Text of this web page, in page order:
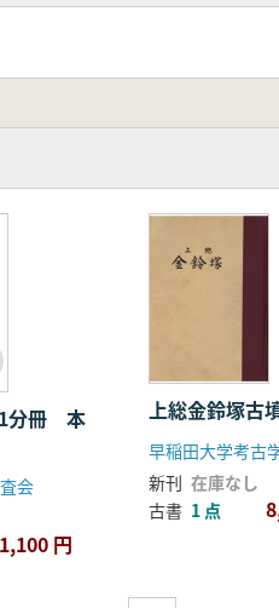
分冊 本
会
1,100 円
上総金鈴塚古
早稲田大学考古
新刊 在庫なし
古書 1 点